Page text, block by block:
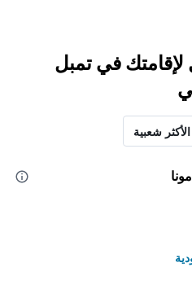
لإقامتك في تمبل
شعبية